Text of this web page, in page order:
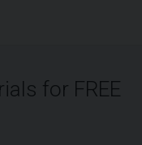
for FREE